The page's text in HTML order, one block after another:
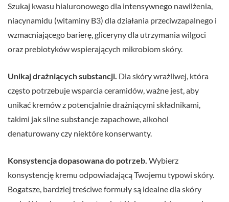
Szukaj kwasu hialuronowego dla intensywnego nawilżenia,
niacynamidu (witaminy B3) dla działania przeciwzapalnego i
wzmacniającego barierę, gliceryny dla utrzymania wilgoci
oraz prebiotyków wspierających mikrobiom skóry.
Unikaj drażniących substancji. Dla skóry wrażliwej, która
często potrzebuje wsparcia ceramidów, ważne jest, aby
unikać kremów z potencjalnie drażniącymi składnikami,
takimi jak silne substancje zapachowe, alkohol
denaturowany czy niektóre konserwanty.
Konsystencja dopasowana do potrzeb. Wybierz
konsystencję kremu odpowiadającą Twojemu typowi skóry.
Bogatsze, bardziej treściwe formuły są idealne dla skóry